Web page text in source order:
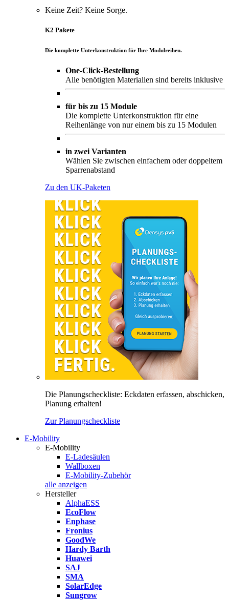
Keine Zeit? Keine Sorge.
K2 Pakete
Die komplette Unterkonstruktion für Ihre Modulreihen.
One-Click-Bestellung
Alle benötigten Materialien sind bereits inklusive
für bis zu 15 Module
Die komplette Unterkonstruktion für eine
Reihenlänge von nur einem bis zu 15 Modulen
in zwei Varianten
Wählen Sie zwischen einfachem oder doppeltem
Sparrenabstand
Zu den UK-Paketen
Die Planungscheckliste: Eckdaten erfassen, abschicken,
Planung erhalten!
Zur Planungscheckliste
E-Mobility
E-Mobility
E-Ladesäulen
Wallboxen
E-Mobility-Zubehör
alle anzeigen
Hersteller
AlphaESS
EcoFlow
Enphase
Fronius
GoodWe
Hardy Barth
Huawei
SAJ
SMA
SolarEdge
Sungrow